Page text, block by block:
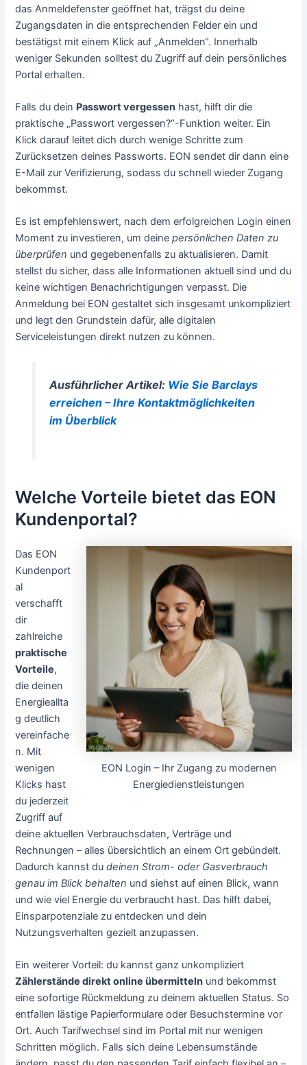
das Anmeldefenster geöffnet hat, trägst du deine
Zugangsdaten in die entsprechenden Felder ein und
bestätigst mit einem Klick auf „Anmelden“. Innerhalb
weniger Sekunden solltest du Zugriff auf dein persönliches
Portal erhalten.
Falls du dein Passwort vergessen hast, hilft dir die
praktische „Passwort vergessen?“-Funktion weiter. Ein
Klick darauf leitet dich durch wenige Schritte zum
Zurücksetzen deines Passworts. EON sendet dir dann eine
E-Mail zur Verifizierung, sodass du schnell wieder Zugang
bekommst.
Es ist empfehlenswert, nach dem erfolgreichen Login einen
Moment zu investieren, um deinepersönlichen Daten zu
überprüfen und gegebenenfalls zu aktualisieren. Damit
stellst du sicher, dass alle Informationen aktuell sind und du
keine wichtigen Benachrichtigungen verpasst. Die
Anmeldung bei EON gestaltet sich insgesamt unkompliziert
und legt den Grundstein dafür, alle digitalen
Serviceleistungen direkt nutzen zu können.
Ausführlicher Artikel: Wie Sie Barclays
erreichen – Ihre Kontaktmöglichkeiten
im Überblick
Welche Vorteile bietet das EON
Kundenportal?
EON Login – Ihr Zugang zu modernen
Energiedienstleistungen
Das EON
Kundenport
al
verschafft
dir
zahlreiche
praktische
Vorteile,
die deinen
Energieallta
g deutlich
vereinfache
n. Mit
wenigen
Klicks hast
du jederzeit
Zugriff auf
deine aktuellen Verbrauchsdaten, Verträge und
Rechnungen – alles übersichtlich an einem Ort gebündelt.
Dadurch kannst dudeinen Strom- oder Gasverbrauch
genau im Blick behalten und siehst auf einen Blick, wann
und wie viel Energie du verbraucht hast. Das hilft dabei,
Einsparpotenziale zu entdecken und dein
Nutzungsverhalten gezielt anzupassen.
Ein weiterer Vorteil: du kannst ganz unkompliziert
Zählerstände direkt online übermitteln und bekommst
eine sofortige Rückmeldung zu deinem aktuellen Status. So
entfallen lästige Papierformulare oder Besuchstermine vor
Ort. Auch Tarifwechsel sind im Portal mit nur wenigen
Schritten möglich. Falls sich deine Lebensumstände